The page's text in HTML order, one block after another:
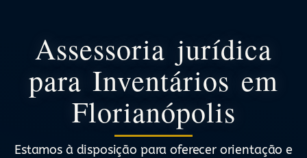
Assessoria jurídica
para Inventários em
Florianópolis
Estamos à disposição para oferecer orientação e